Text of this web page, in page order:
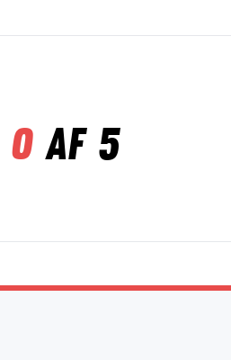
0af 5